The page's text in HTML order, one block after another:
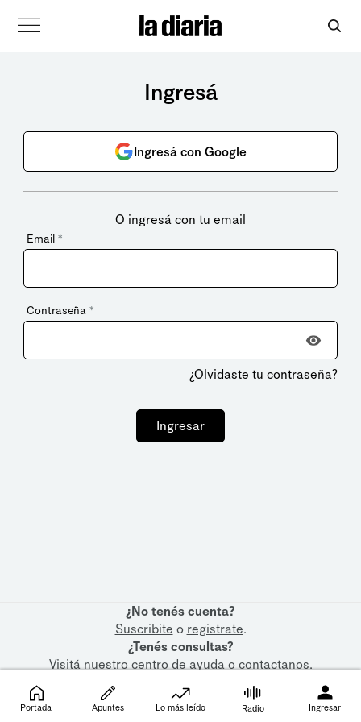
Ingresá
Ingresá con Google
O ingresá con tu email
Email *
Contraseña *
¿Olvidaste tu contraseña?
Ingresar
¿No tenés cuenta?
Suscribite o registrate.
¿Tenés consultas?
Visitá nuestrocentro de ayudaocontactanos.
Portada Apuntes Lo más leído Radio Ingresar